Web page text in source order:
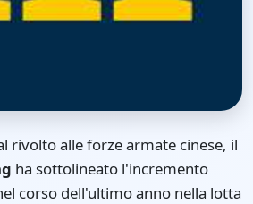
rivolto alle forze armate cinese, il
ha sottolineato l'incremento
corso dell'ultimo anno nella lotta